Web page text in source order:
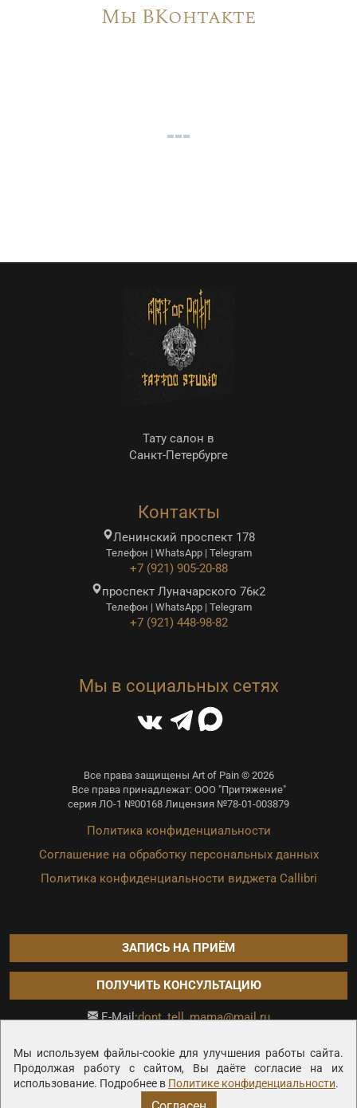
Мы используем файлы-cookie для улучшения работы сайта.
Продолжая работу с сайтом, Вы даёте согласие на их
использование. Подробнее в Политике конфиденциальности.
Мы ВКонтакте
Тату салон в
Санкт-Петербурге
Контакты
Ленинский проспект 178
Телефон | WhatsApp | Telegram
+7 (921) 905-20-88
проспект Луначарского 76к2
Телефон | WhatsApp | Telegram
+7 (921) 448-98-82
Мы в социальных сетях
Все права защищены Art of Pain © 2026
Все права принадлежат: ООО "Притяжение"
серия ЛО-1 №00168 Лицензия №78-01-003879
Политика конфиденциальности
Соглашение на обработку персональных данных
Политика конфиденциальности виджета Callibri
ЗАПИСЬ НА ПРИЁМ
ПОЛУЧИТЬ КОНСУЛЬТАЦИЮ
E-Mail:dont_tell_mama@mail.ru